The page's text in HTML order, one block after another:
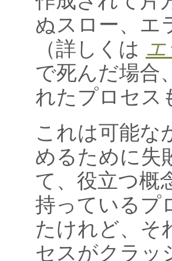
ぬスロー、エ
（詳しくは
で死んだ場合
れたプロセス
これは可能な
めるために失
て、役立つ概
持っているプ
たけれど、そ
セスがクラッ